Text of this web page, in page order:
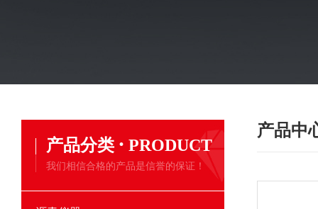
产品分类 · PRODUCT
我们相信合格的产品是信誉的保证！
产品中